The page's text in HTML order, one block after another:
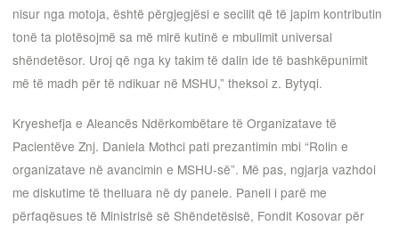
nisur nga motoja, është përgjegjësi e secilit që të japim kontributin
tonë ta plotësojmë sa më mirë kutinë e mbulimit universal
shëndetësor. Uroj që nga ky takim të dalin ide të bashkëpunimit
më të madh për të ndikuar në MSHU,” theksoi z. Bytyqi.
Kryeshefja e Aleancës Ndërkombëtare të Organizatave të
Pacientëve Znj. Daniela Mothci pati prezantimin mbi “Rolin e
organizatave në avancimin e MSHU-së”. Më pas, ngjarja vazhdoi
me diskutime të thelluara në dy panele. Paneli i parë me
përfaqësues të Ministrisë së Shëndetësisë, Fondit Kosovar për